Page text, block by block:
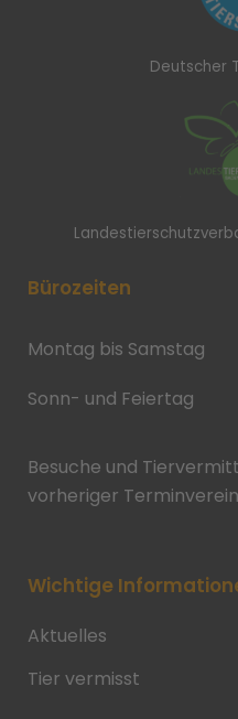
Deutscher
Bürozeiten
Montag bis Samstag
Sonn- und Feiertag
Besuche und
vorheriger
Wichtige
Aktuelles
Tier vermisst